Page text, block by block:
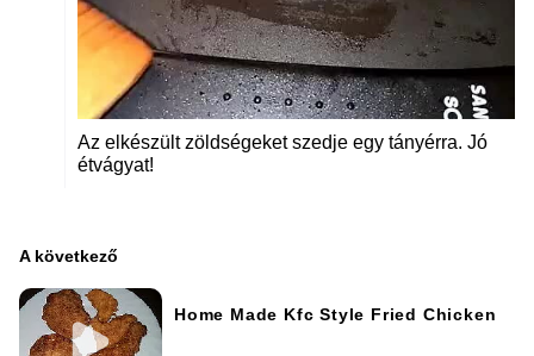
Az elkészült zöldségeket szedje egy tányérra. Jó
étvágyat!
A következő
Home Made Kfc Style Fried Chicken